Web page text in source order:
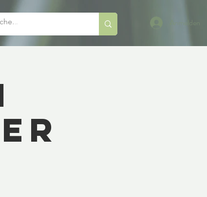
Mehr Anmelden